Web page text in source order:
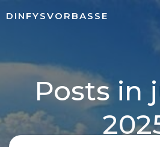
DINFYSVORBASSE
Posts in